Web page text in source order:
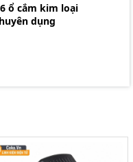
ổ cắm kim loại
dụng